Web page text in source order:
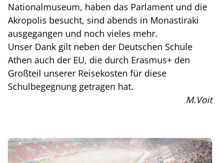
Nationalmuseum, haben das Parlament und die
Akropolis besucht, sind abends in Monastiraki
ausgegangen und noch vieles mehr.
Unser Dank gilt neben der Deutschen Schule
Athen auch der EU, die durch Erasmus+ den
Großteil unserer Reisekosten für diese
Schulbegegnung getragen hat.
M.Voit